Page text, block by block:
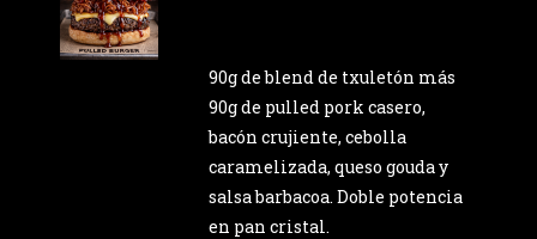
90g de blend de txuletón más
90g de pulled pork casero,
bacón crujiente, cebolla
caramelizada, queso gouda y
salsa barbacoa. Doble potencia
en pan cristal.